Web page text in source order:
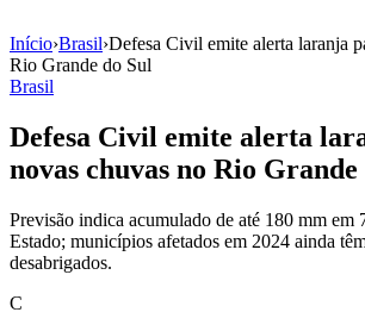
Início›Brasil›Defesa Civil emite alerta laranja
Rio Grande do Sul
Brasil
Defesa Civil emite alerta
novas chuvas no Rio Grande
Previsão indica acumulado de até 180 mm em
Estado; municípios afetados em 2024 ainda
desabrigados.
C